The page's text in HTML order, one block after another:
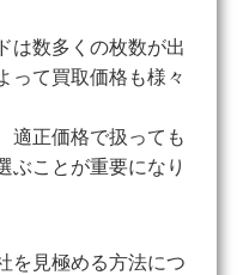
は数多くの枚数が出
って買取価格も様々
適正価格で扱っても
ぶことが重要になり
を見極める方法につ